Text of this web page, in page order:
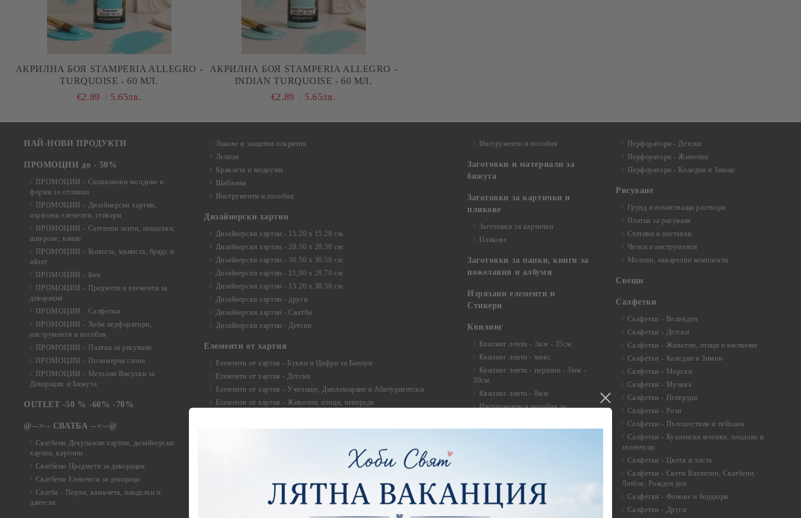
АКРИЛНА БОЯ STAMPERIA ALLEGRO -
TURQUOISE - 60 МЛ.
€2.89
5.65лв.
АКРИЛНА БОЯ STAMPERIA ALLEGRO -
INDIAN TURQUOISE - 60 МЛ.
€2.89
5.65лв.
НАЙ-НОВИ ПРОДУКТИ
ПРОМОЦИИ до - 50%
ПРОМОЦИИ - Силиконови молдове и
форми за отливки
ПРОМОЦИИ - Дизайнерски хартии,
изрязани елементи, стикери
ПРОМОЦИИ - Сатенени ленти, панделки,
шнурове, канап
ПРОМОЦИИ - Копчета, мъниста, брадс и
айлет
ПРОМОЦИИ - Бои
ПРОМОЦИИ - Предмети и елементи за
декорация
ПРОМОЦИИ - Салфетки
ПРОМОЦИИ - Хоби перфоратори,
инструменти и пособия
ПРОМОЦИИ - Платна за рисуване
ПРОМОЦИИ - Полимерна глина
ПРОМОЦИИ - Метални Висулки за
Декорация и Бижута
OUTLET -50 % -60% -70%
@-->-- СВАТБА --<--@
Сватбени Декупажни хартии, дизайнерски
хартии, картони
Сватбени Предмети за декорация
Сватбени Елементи за декораци
Сватба - Перли, камъчета, панделки и
дантели
Лакове и защитни покрития
Лепила
Краклета и медиуми
Шаблони
Инструменти и пособия
Дизайнерски хартии
Дизайнерски хартии - 15.20 х 15.20 см.
Дизайнерски хартии - 20.30 х 20.30 см.
Дизайнерски хартии - 30.50 х 30.50 см.
Дизайнерски хартии - 21,00 х 29,70 см
Дизайнерски хартии - 15.20 x 30.50 см.
Дизайнерски хартии - други
Дизайнерски хартии - Сватби
Дизайнерски хартии - Детски
Елементи от хартия
Елементи от хартия - Букви и Цифри за Банери
Елементи от хартия - Детски
Елементи от хартия - Училище, Дипломиране и Абитуриентски
Елементи от хартия - Животни, птици, пеперуди
Елементи от хартия - Дантели, бордюри, ъгли
Елементи от хартия - Цветя, листа и клони
Елементи от хартия - За Мъже
Елементи от хартия - Морски
Елементи от хартия - Къщи, Врати, Прозорци, Огради, Фенери
Инструменти и пособия
Заготовки и материали за
бижута
Заготовки за картички и
пликове
Заготовки за картички
Пликове
Заготовки за папки, книги за
пожелания и албуми
Изрязани елементи и
Стикери
Квилинг
Квилинг ленти - 3мм - 35см.
Квилинг ленти - микс
Квилинг ленти - перлени - 3мм -
30см.
Квилинг ленти - 8мм
Инструменти и пособия за
Лепящи ленти
3D Повдигащи квадратчета и
Перфоратори - Детски
Перфоратори - Животни
Перфоратори - Коледни и Зимни
Рисуване
Грунд и почистващи разтвори
Платна за рисуване
Стативи и поставки
Четки и инструменти
Моливи, акварелни комплекти
Свещи
Салфетки
Салфетки - Великден
Салфетки - Детски
Салфетки - Животни, птици и насекоми
Салфетки - Коледни и Зимни
Салфетки - Морски
Салфетки - Музика
Салфетки - Пеперуди
Салфетки - Рози
Салфетки - Пътешествия и пейзажи
Салфетки - Кухненски мотиви, плодове и
зеленчуци
Салфетки - Цветя и листа
Салфетки - Свети Валентин, Сватбени,
Любов, Рожден ден
Салфетки - Фонове и бордюри
Салфетки - Други